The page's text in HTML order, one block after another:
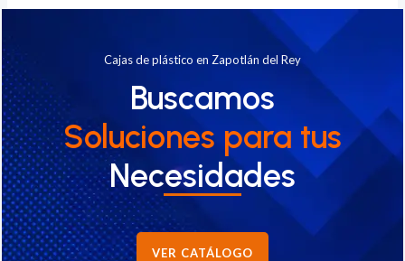
Cajas de plástico en Zapotlán del Rey
Buscamos
Soluciones para tus
Necesidades
VER CATÁLOGO